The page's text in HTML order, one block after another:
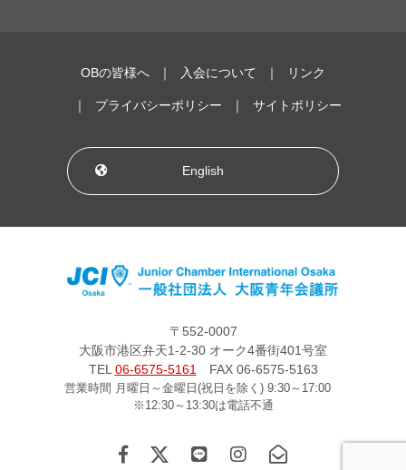
OBの皆様へ 入会について リンク
プライバシーポリシー サイトポリシー
English
〒552-0007
大阪市港区弁天1-2-30 オーク4番街401号室
TEL 06-6575-5161 FAX 06-6575-5163
営業時間 月曜日～金曜日(祝日を除く) 9:30～17:00
※12:30～13:30は電話不通